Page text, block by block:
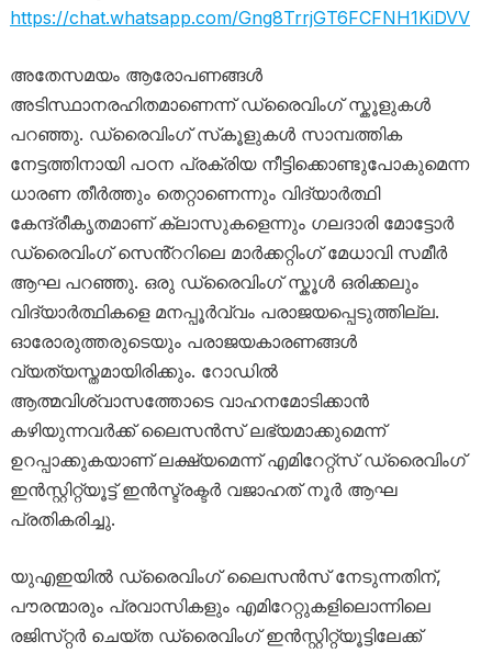
https://chat.whatsapp.com/Gng8TrrjGT6FCFNH1KiDVV
അതേസമയം ആരോപണങ്ങൾ
അടിസ്ഥാനരഹിതമാണെന്ന് ഡ്രൈവിം​ഗ് സ്കൂളുകൾ
പറഞ്ഞു. ഡ്രൈവിംഗ് സ്‌കൂളുകൾ സാമ്പത്തിക
നേട്ടത്തിനായി പഠന പ്രക്രിയ നീട്ടിക്കൊണ്ടുപോകുമെന്ന
ധാരണ തീർത്തും തെറ്റാണെന്നും വിദ്യാർത്ഥി
കേന്ദ്രീകൃതമാണ് ക്ലാസുകളെന്നും ഗലദാരി മോട്ടോർ
ഡ്രൈവിംഗ് സെൻ്ററിലെ മാർക്കറ്റിംഗ് മേധാവി സമീർ
ആഘ പറഞ്ഞു. ഒരു ഡ്രൈവിംഗ് സ്കൂൾ ഒരിക്കലും
വിദ്യാർത്ഥികളെ മനപ്പൂർവ്വം പരാജയപ്പെടുത്തില്ല.
ഓരോരുത്തരുടെയും പരാജയകാരണങ്ങൾ
വ്യത്യസ്തമായിരിക്കും. റോഡിൽ
ആത്മവിശ്വാസത്തോടെ വാ​ഹനമോടിക്കാൻ
കഴിയുന്നവർക്ക് ലൈസൻസ് ലഭ്യമാക്കുമെന്ന്
ഉറപ്പാക്കുകയാണ് ലക്ഷ്യമെന്ന് എമിറേറ്റ്‌സ് ഡ്രൈവിംഗ്
ഇൻസ്റ്റിറ്റ്യൂട്ട് ഇൻസ്ട്രക്ടർ വജാഹത് നൂർ ആഘ
പ്രതികരിച്ചു.
യുഎഇയിൽ ഡ്രൈവിംഗ് ലൈസൻസ് നേടുന്നതിന്,
പൗരന്മാരും പ്രവാസികളും എമിറേറ്റുകളിലൊന്നിലെ
രജിസ്‌റ്റർ ചെയ്‌ത ഡ്രൈവിംഗ് ഇൻസ്റ്റിറ്റ്യൂട്ടിലേക്ക്